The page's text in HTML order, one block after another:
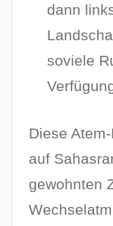
dann
soviele
Diese
auf
gewohnten